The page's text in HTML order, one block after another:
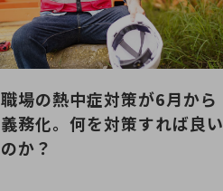
職場の熱中症対策が6月から
義務化。何を対策すれば良い
のか？